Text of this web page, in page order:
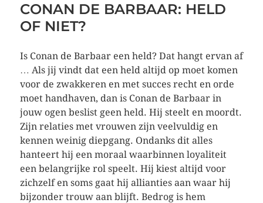
CONAN DE BARBAAR: HELD
OF NIET?
Is Conan de Barbaar een held? Dat hangt ervan af
… Als jij vindt dat een held altijd op moet komen
voor de zwakkeren en met succes recht en orde
moet handhaven, dan is Conan de Barbaar in
jouw ogen beslist geen held. Hij steelt en moordt.
Zijn relaties met vrouwen zijn veelvuldig en
kennen weinig diepgang. Ondanks dit alles
hanteert hij een moraal waarbinnen loyaliteit
een belangrijke rol speelt. Hij kiest altijd voor
zichzelf en soms gaat hij allianties aan waar hij
bijzonder trouw aan blijft. Bedrog is hem